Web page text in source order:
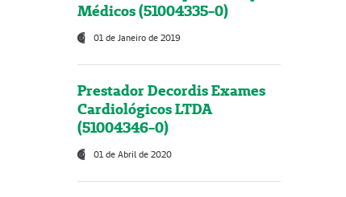
Médicos (51004335-0)
01 de Janeiro de 2019
Prestador Decordis Exames
Cardiológicos LTDA
(51004346-0)
01 de Abril de 2020